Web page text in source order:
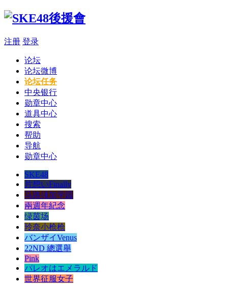
注册 登录
论坛
论坛微博
论坛任务
中央银行
勋章中心
道具中心
搜索
帮助
导航
勋章中心
SKE48
片想いFinally
马路须加学园
兩週年紀念
绿茵场
玲奈小枪枪
バンザイVenus
22ND 總選舉
Pink
パレオはエメラルド
世界征服女子